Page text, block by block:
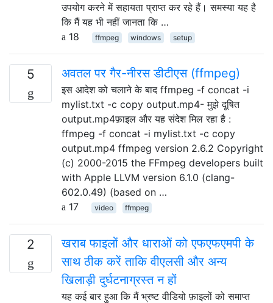
उपयोग करने में सहायता प्राप्त कर रहे हैं। समस्या यह है
कि मैं यह भी नहीं जानता कि …
18
ffmpeg windows setup
5 अवतल पर गैर-नीरस डीटीएस (ffmpeg)
इस आदेश को चलाने के बाद ffmpeg -f concat -i
mylist.txt -c copy output.mp4- मुझे दूषित
output.mp4फ़ाइल और यह संदेश मिल रहा है :
ffmpeg -f concat -i mylist.txt -c copy
output.mp4 ffmpeg version 2.6.2 Copyright
(c) 2000-2015 the FFmpeg developers built
with Apple LLVM version 6.1.0 (clang-
602.0.49) (based on …
17
video ffmpeg
2
खराब फाइलों और धाराओं को एफएफएमपी के
साथ ठीक करें ताकि वीएलसी और अन्य
खिलाड़ी दुर्घटनाग्रस्त न हों
यह कई बार हुआ कि मैं भ्रष्ट वीडियो फ़ाइलों को समाप्त